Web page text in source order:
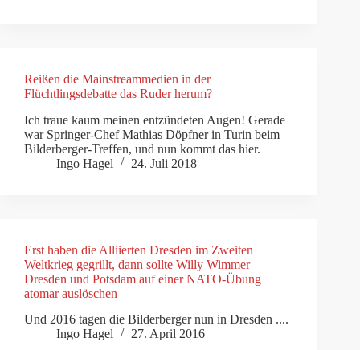
Reißen die Mainstreammedien in der
Flüchtlingsdebatte das Ruder herum?
Ich traue kaum meinen entzündeten Augen! Gerade
war Springer-Chef Mathias Döpfner in Turin beim
Bilderberger-Treffen, und nun kommt das hier.
Ingo Hagel
24. Juli 2018
Erst haben die Alliierten Dresden im Zweiten
Weltkrieg gegrillt, dann sollte Willy Wimmer
Dresden und Potsdam auf einer NATO-Übung
atomar auslöschen
Und 2016 tagen die Bilderberger nun in Dresden ....
Ingo Hagel
27. April 2016